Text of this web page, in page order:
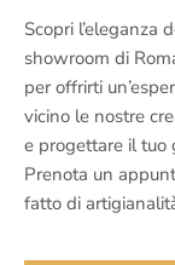
Scopri l’eleganza
showroom di
per offrirti
vicino le nostre
e progettare il tuo
Prenota un
fatto di